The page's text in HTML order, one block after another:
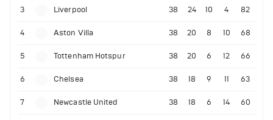
3 Liverpool 38 24 10 4 82
4 Aston Villa 38 20 8 10 68
5 Tottenham Hotspur 38 20 6 12 66
6 Chelsea 38 18 9 11 63
7 Newcastle United 38 18 6 14 60